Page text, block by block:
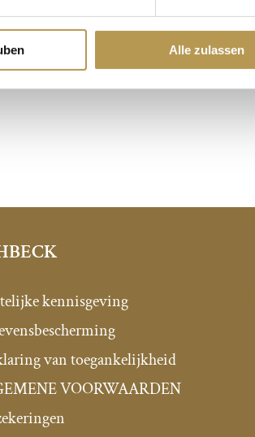
Alle zulassen
kennisgeving
van toegankelijkheid
VOORWAARDEN